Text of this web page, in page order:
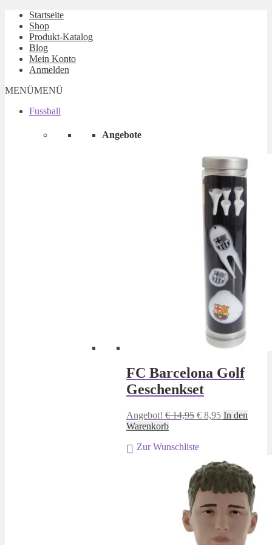
Startseite
Shop
Produkt-Katalog
Blog
Mein Konto
Anmelden
MENÜMENÜ
Fussball
Angebote
FC Barcelona Golf
Geschenkset
Angebot! €14,95 Ursprünglicher
€ 14,95
€ 8,95Aktueller
In den
Warenkorb
Zur Wunschliste